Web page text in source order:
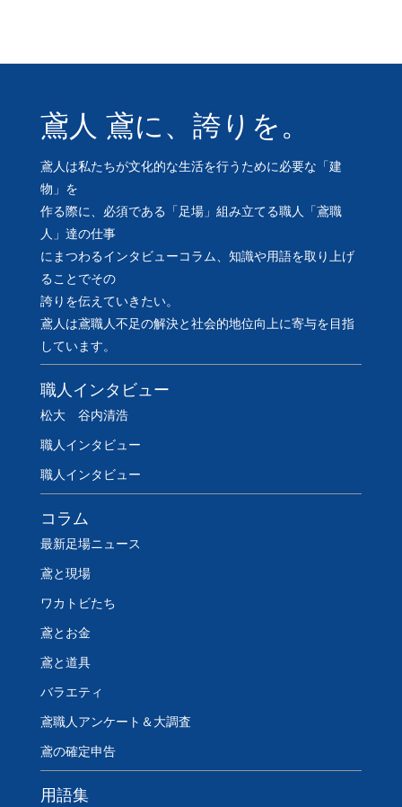
鳶人 鳶に、誇りを。
鳶人は私たちが文化的な生活を行うために必要な「建
物」を
作る際に、必須である「足場」組み立てる職人「鳶職
人」達の仕事
にまつわるインタビューコラム、知識や用語を取り上げ
ることでその
誇りを伝えていきたい。
鳶人は鳶職人不足の解決と社会的地位向上に寄与を目指
しています。
職人インタビュー
松大 谷内清浩
職人インタビュー
職人インタビュー
コラム
最新足場ニュース
鳶と現場
ワカトビたち
鳶とお金
鳶と道具
バラエティ
鳶職人アンケート＆大調査
鳶の確定申告
用語集